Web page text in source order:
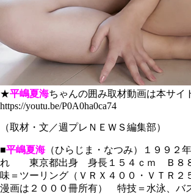
★平嶋夏海ちゃんの囲み取材動画は本サイ
https://youtu.be/P0A0ha0ca74
（取材・文／週プレＮＥＷＳ編集部）
■平嶋夏海（ひらじま・なつみ）１９９２
れ 東京都出身 身長１５４ｃｍ Ｂ８
味＝ツーリング（ＶＲＸ４００・ＶＴＲ２
漫画は２０００冊所有） 特技＝水泳、バ